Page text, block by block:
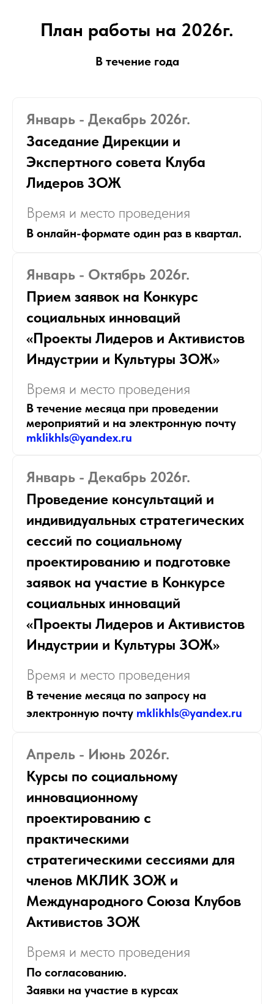
План работы на 2026г.
В течение года
Январь - Декабрь 2026г.
Заседание Дирекции и
Экспертного совета Клуба
Лидеров ЗОЖ
Время и место проведения
В онлайн-формате один раз в квартал.
Январь - Октябрь 2026г.
Прием заявок на Конкурс
социальных инноваций
«Проекты Лидеров и Активистов
Индустрии и Культуры ЗОЖ»
Время и место проведения
В течение месяца при проведении
мероприятий и на электронную почту
mklikhls@yandex.ru
Январь - Декабрь 2026г.
Проведение консультаций и
индивидуальных стратегических
сессий по социальному
проектированию и подготовке
заявок на участие в Конкурсе
социальных инноваций
«Проекты Лидеров и Активистов
Индустрии и Культуры ЗОЖ»
Время и место проведения
В течение месяца по запросу на
электронную почту mklikhls@yandex.ru
Апрель - Июнь 2026г.
Курсы по социальному
инновационному
проектированию с
практическими
стратегическими сессиями для
членов МКЛИК ЗОЖ и
Международного Союза Клубов
Активистов ЗОЖ
Время и место проведения
По согласованию.
Заявки на участие в курсах